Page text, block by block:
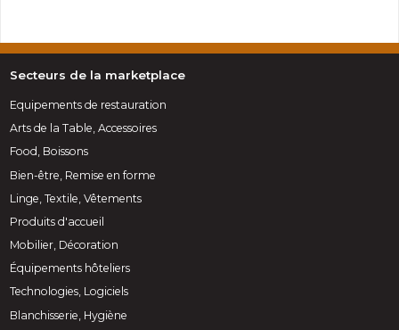
Secteurs de la marketplace
Equipements de restauration
Arts de la Table, Accessoires
Food, Boissons
Bien-être, Remise en forme
Linge, Textile, Vêtements
Produits d'accueil
Mobilier, Décoration
Équipements hôteliers
Technologies, Logiciels
Blanchisserie, Hygiène